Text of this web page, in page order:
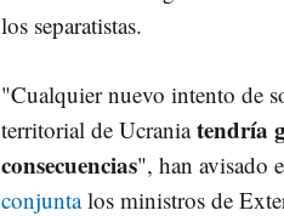
los separatistas.
"Cualquier nuevo intento de
territorial de Ucraniatendría
consecuencias", han avisado
conjuntalos ministros de